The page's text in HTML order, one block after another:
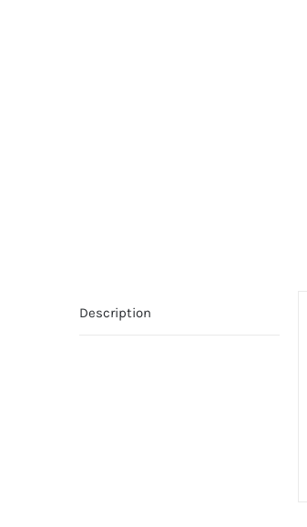
Description